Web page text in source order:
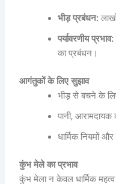
भीड़ प्रबंधन:
पर्यावरणीय प्रभाव:
का प्रबंधन।
आगंतुकों के लिए सुझाव
भीड़ से बचने के
पानी,
धार्मिक नियमों
कुंभ मेले का प्रभाव
कुंभ मेला न केवल धार्मिक महत्व